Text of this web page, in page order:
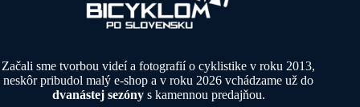
Začali sme tvorbou videí a fotografií o cyklistike v roku 2013,
neskôr pribudol malý e-shop a v roku 2026 vchádzame už do
dvanástej sezónys kamennou predajňou.